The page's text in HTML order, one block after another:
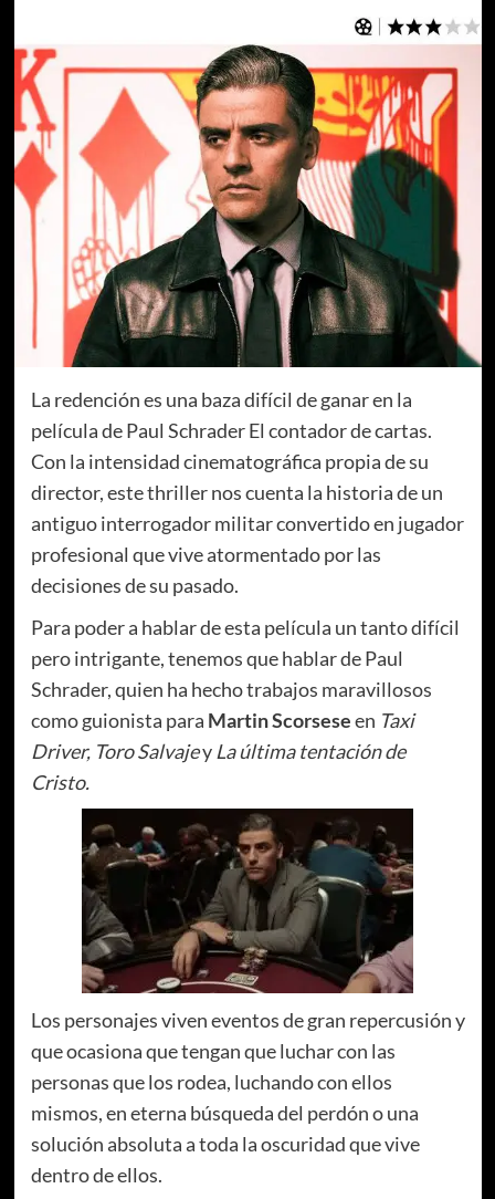
La redención es una baza difícil de ganar en la
película de Paul Schrader El contador de cartas.
Con la intensidad cinematográfica propia de su
director, este thriller nos cuenta la historia de un
antiguo interrogador militar convertido en jugador
profesional que vive atormentado por las
decisiones de su pasado.
Para poder a hablar de esta película un tanto difícil
pero intrigante, tenemos que hablar de Paul
Schrader, quien ha hecho trabajos maravillosos
como guionista para Martin Scorseseen Taxi
Driver, Toro Salvajey La última tentación de
Cristo.
Los personajes viven eventos de gran repercusión y
que ocasiona que tengan que luchar con las
personas que los rodea, luchando con ellos
mismos, en eterna búsqueda del perdón o una
solución absoluta a toda la oscuridad que vive
dentro de ellos.